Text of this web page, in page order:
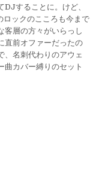
DJすることに。けど、
ックのこころも今まで
客層の方々がいらっし
直前オファーだったの
、名刺代わりのアウェ
曲カバー縛りのセット